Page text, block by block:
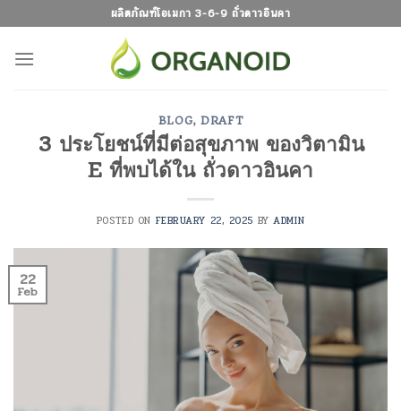
to
content
ผลิตภัณฑ์โอเมกา 3-6-9 ถั่วดาวอินคา
BLOG,DRAFT
3 ประโยชน์ที่มีต่อสุขภาพ ของวิตามิน
E ที่พบได้ใน ถั่วดาวอินคา
POSTED ON FEBRUARY 22, 2025 BYADMIN
22
Feb